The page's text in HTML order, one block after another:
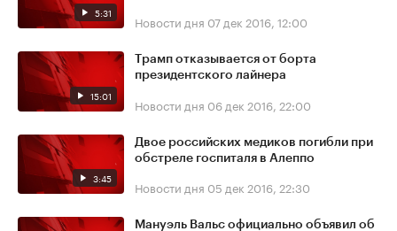
5:31 Новости дня 07 дек 2016, 12:00
15:01
Трамп отказывается от борта
президентского лайнера
Новости дня 06 дек 2016, 22:00
3:45
Двое российских медиков погибли при
обстреле госпиталя в Алеппо
Новости дня 05 дек 2016, 22:30
Мануэль Вальс официально объявил об